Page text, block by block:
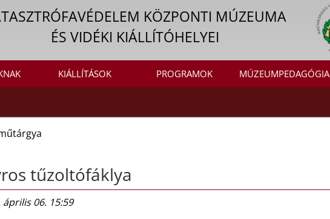
KÖZPONTI MÚZEUMA
ÉS VIDÉKI KIÁLLÍTÓHELYEI
KIÁLLÍTÁSOK PROGRAMOK MÚZEUMPEDAGÓGIA
tűzoltófáklya
április 06. 15:59